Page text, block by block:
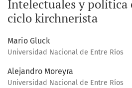
Intelectuales y política
ciclo kirchnerista
Mario Gluck
Universidad Nacional de Entre Ríos
Alejandro Moreyra
Universidad Nacional de Entre Ríos